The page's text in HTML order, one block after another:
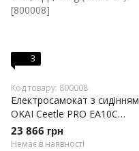
3
Код товару: 800008
Електросамокат з сидінням
OKAI Ceetle PRO EA10C
Black 10', 350(900)W,
25Km/h, 10.4Ah, 55Km, 20%,
23 866 грн
Немає в наявності